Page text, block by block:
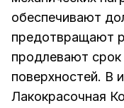
обеспечивают
предотвращают
продлевают
поверхностей. В
Лакокрасочная